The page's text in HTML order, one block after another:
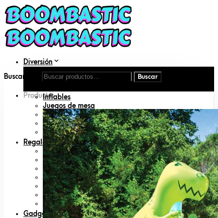
Diversión
Aire libre
DIY
Inflables
Juegos de mesa
Juguetes
Juguetes para mascotas
Libros
Regalos
Amigo invisible
Animal lovers
San Valentín
Día del padre
Día de la madre
Geeks
Padres primerizos
Gadgets
Buscar por:
Productos